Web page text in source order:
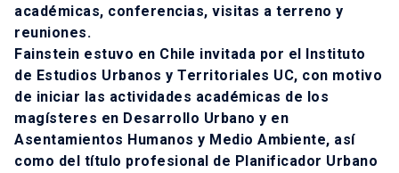
académicas, conferencias, visitas a terreno y
reuniones.
Fainstein estuvo en Chile invitada por el Instituto
de Estudios Urbanos y Territoriales UC, con motivo
de iniciar las actividades académicas de los
magísteres en Desarrollo Urbano y en
Asentamientos Humanos y Medio Ambiente, así
como del título profesional de Planificador Urbano